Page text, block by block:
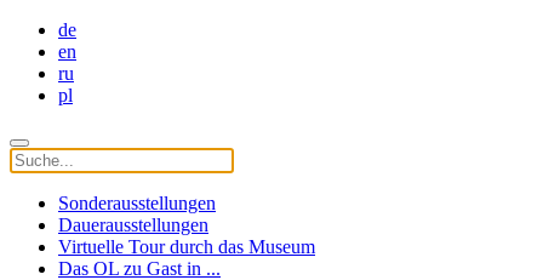
de
en
ru
pl
Sonderausstellungen
Dauerausstellungen
Virtuelle Tour durch das Museum
Das OL zu Gast in ...